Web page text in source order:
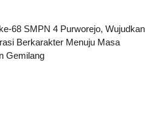
68 SMPN 4 Purworejo, Wujudkan
Berkarakter Menuju Masa
Gemilang